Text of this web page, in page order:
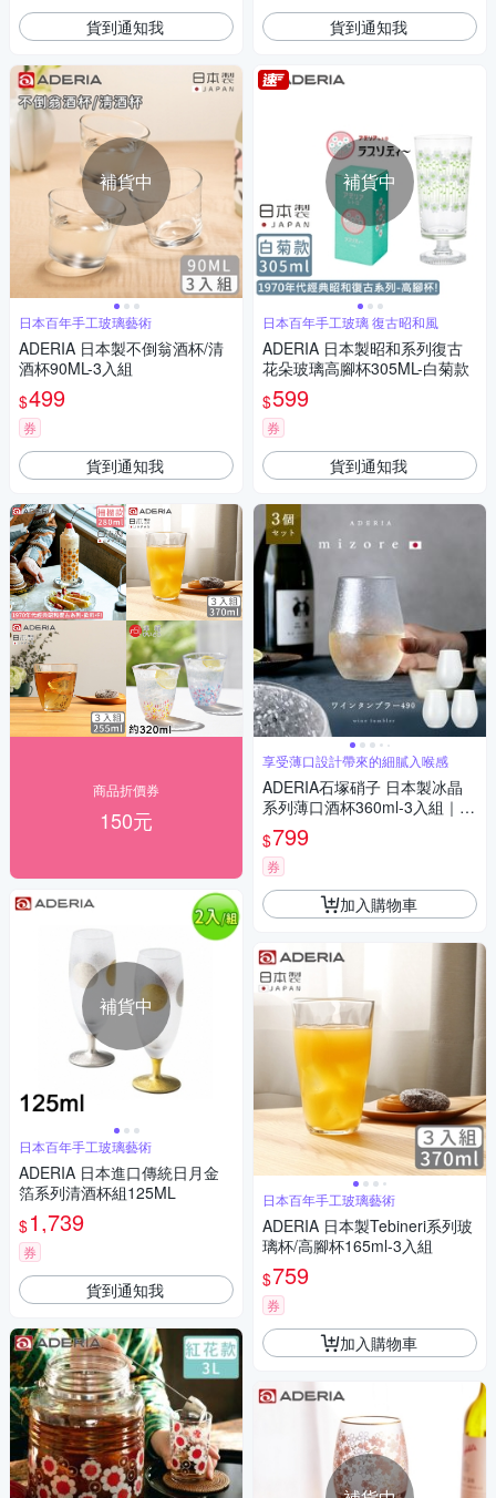
貨到通知我
補貨中
日本百年手工玻璃藝術
ADERIA 日本製不倒翁酒杯/清
酒杯90ML-3入組
$499
券
貨到通知我
商品折價券
150元
補貨中
日本百年手工玻璃藝術
ADERIA 日本進口傳統日月金
箔系列清酒杯組125ML
$1,739
券
貨到通知我
貨到通知我
補貨中
日本百年手工玻璃 復古昭和風
ADERIA 日本製昭和系列復古
花朵玻璃高腳杯305ML-白菊款
$599
券
貨到通知我
享受薄口設計帶來的細膩入喉感
ADERIA石塚硝子 日本製冰晶
系列薄口酒杯360ml-3入組｜威
士忌杯 啤酒杯 薄口杯 涼花 過
年送禮 日本進口
$799
券
加入購物車
日本百年手工玻璃藝術
ADERIA 日本製Tebineri系列玻
璃杯/高腳杯165ml-3入組
$759
券
加入購物車